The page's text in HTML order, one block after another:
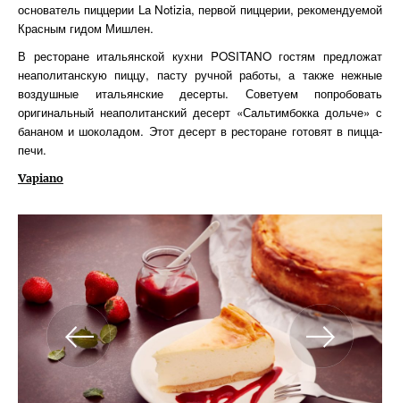
основатель пиццерии La Notizia, первой пиццерии, рекомендуемой
Красным гидом Мишлен.
В ресторане итальянской кухни POSITANO гостям предложат
неаполитанскую пиццу, пасту ручной работы, а также нежные
воздушные итальянские десерты. Советуем попробовать
оригинальный неаполитанский десерт «Сальтимбокка дольче» с
бананом и шоколадом. Этот десерт в ресторане готовят в пицца-
печи.
Vapiano